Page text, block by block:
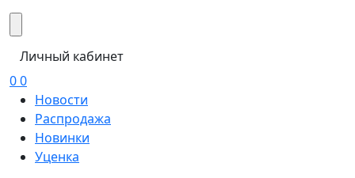
Личный кабинет
00
Новости
Распродажа
Новинки
Уценка